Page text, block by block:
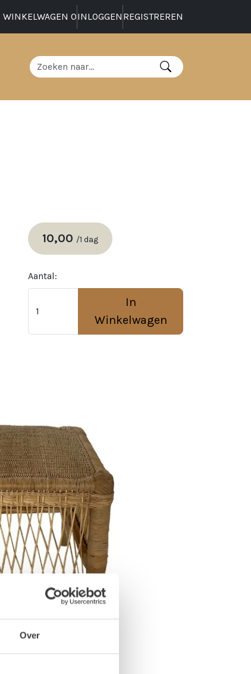
Over
WINKELWAGEN 0INLOGGEN REGISTREREN
10,00 /1 dag
Aantal:
In
Winkelwagen